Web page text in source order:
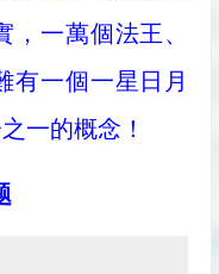
一萬個法王、
有一個一星日月
一的概念！